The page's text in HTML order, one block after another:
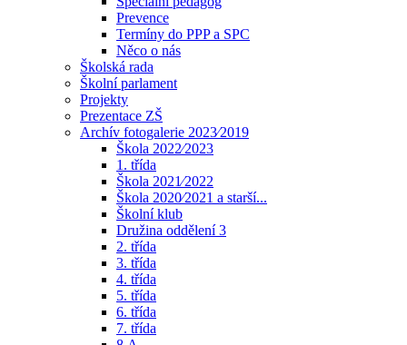
Prevence
Termíny do PPP a SPC
Něco o nás
Školská rada
Školní parlament
Projekty
Prezentace ZŠ
Archív fotogalerie 2023⁄2019
Škola 2022⁄2023
1. třída
Škola 2021⁄2022
Škola 2020⁄2021 a starší...
Školní klub
Družina oddělení 3
2. třída
3. třída
4. třída
5. třída
6. třída
7. třída